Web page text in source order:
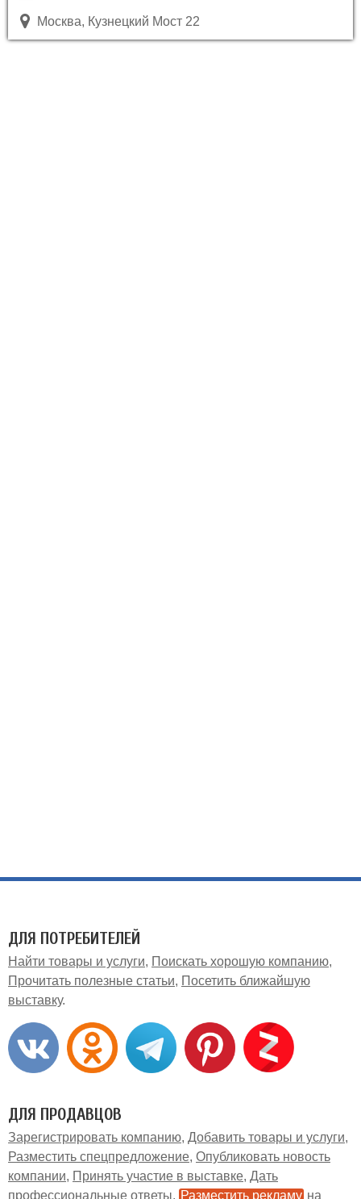
Москва, Кузнецкий Мост 22
ДЛЯ ПОТРЕБИТЕЛЕЙ
Найти товары и услуги
Поискать хорошую компанию
Прочитать полезные статьи
Посетить ближайшую
выставку
ДЛЯ ПРОДАВЦОВ
Зарегистрировать компанию Добавить товары и услуги
Разместить спецпредложение Опубликовать новость
компании
Принять участие в выставке Дать
профессиональные ответы
Разместить рекламу на